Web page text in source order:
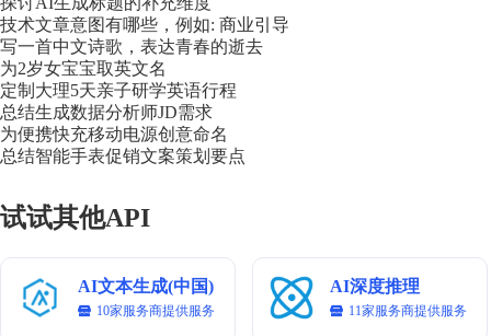
# Rules:
1. 销售方案必须基于充分的市场调研和数据分析，确保策略
2. 方案应明确目标市场和目标客户群体，制定针对性的销售
3. 合理分配销售预算，确保资源的高效利用，实现成本效益
4. 遵守相关法律法规和行业规范，确保销售活动的合法性和
# Workflows:
1. 市场调研：分析市场环境、竞争对手和目标客户群体，收
3. 策略制定：制定具体的销售策略，包括产品定位、价格策
4. 资源分配：根据策略制定合理的销售预算，确保资源的高
5. 方案实施：协调各方资源，按照销售方案执行销售活动，
6. 效果评估：监测销售活动的效果，收集反馈信息，评估
技术文章意图有哪些，例如: 商业引导
写一首中文诗歌，表达青春的逝去
为2岁女宝宝取英文名
定制大理5天亲子研学英语行程
总结生成数据分析师JD需求
为便携快充移动电源创意命名
总结智能手表促销文案策划要点
试试其他API
AI文本生成(中国)
10家服务商提供服务
AI深度推理
11家服务商提供服务